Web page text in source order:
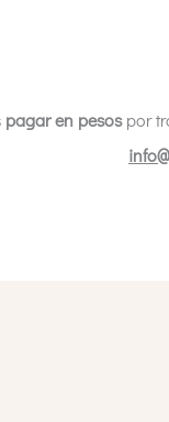
pagar en pesospor